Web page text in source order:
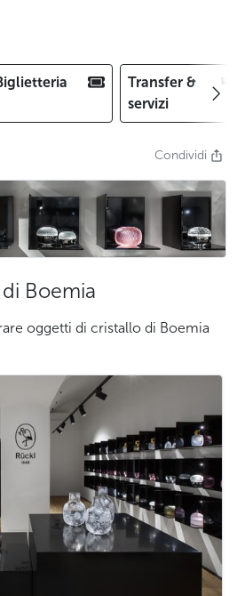
Transfer &
servizi
Condividi
Boemia
oggetti di cristallo di Boemia